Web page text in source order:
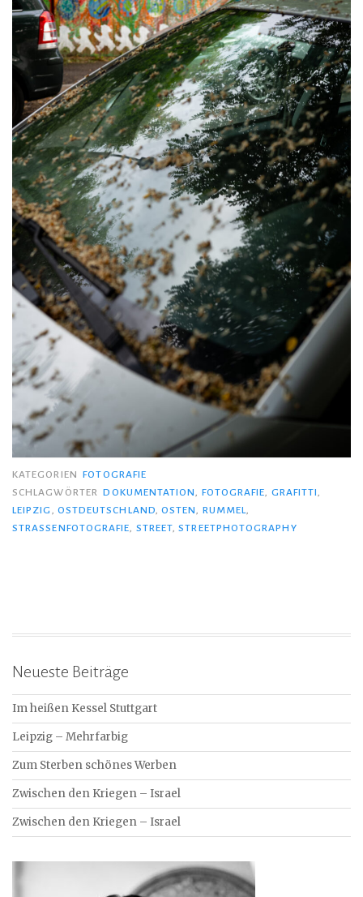
KATEGORIEN FOTOGRAFIE
SCHLAGWÖRTER DOKUMENTATION, FOTOGRAFIE, GRAFITTI,
LEIPZIG , OSTDEUTSCHLAND,OSTEN, RUMMEL,
STRASSENFOTOGRAFIE , STREET,STREETPHOTOGRAPHY
Neueste Beiträge
Im heißen Kessel Stuttgart
Leipzig – Mehrfarbig
Zum Sterben schönes Werben
Zwischen den Kriegen – Israel
Zwischen den Kriegen – Israel